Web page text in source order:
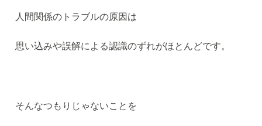
人間関係のトラブルの原因は
思い込みや誤解による認識のずれがほとんどです。
そんなつもりじゃないことを